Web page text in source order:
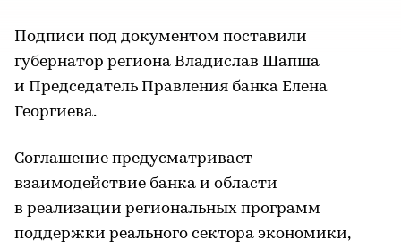
Подписи под документом поставили
губернатор региона Владислав Шапша
и Председатель Правления банка Елена
Георгиева.
Соглашение предусматривает
взаимодействие банка и области
в реализации региональных программ
поддержки реального сектора экономики,